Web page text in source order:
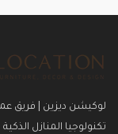
لوكيشن ديزين | فريق
تكنولوجيا المنازل الذكية